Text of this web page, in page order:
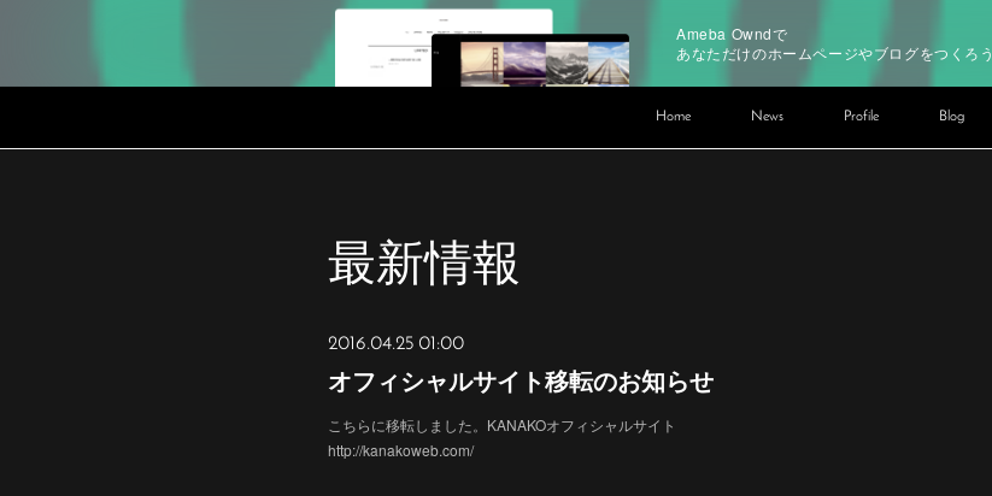
Ameba Owndで
あなただけのホームページやブログをつくろう
Home News Profile Blog
最新情報
2016.04.25 01:00
オフィシャルサイト移転のお知らせ
こちらに移転しました。KANAKOオフィシャルサイト
http://kanakoweb.com/